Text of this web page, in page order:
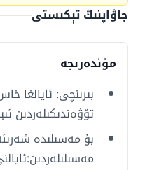
جاۋاپنىڭ تېكىستى
مۈندەرىجە
بىرىنچى: ئايالغا
تۆۋەندىكىلەردىن
بۇ مەسىلىدە